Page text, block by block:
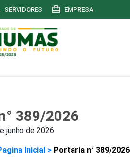
SERVIDORES card_travel EMPRESA
389/2026
junho de 2026
Inicial > Portaria n° 389/2026